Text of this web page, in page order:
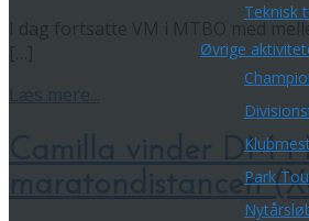
Teknisk
Øvrige
Park
I dag fortsatte VM i MTBO med
Camilla vinder DM i
maratondistancen